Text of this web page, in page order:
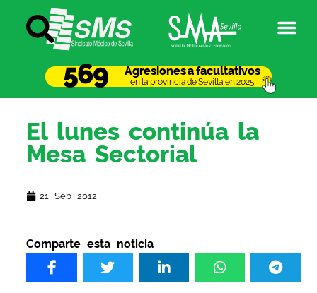
Agresiones a facultativos
en la provincia de Sevilla en 2025
569
El lunes continúa la
Mesa Sectorial
21 Sep 2012
Comparte esta noticia